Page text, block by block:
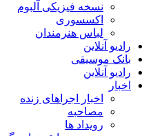
نسخه فیزیکی آلبوم
اکسسوری
لباس هنرمندان
رادیو آنلاین
بانک موسیقی
رادیو آنلاین
اخبار
اخبار اجراهای زنده
مصاحبه
رویداد ها